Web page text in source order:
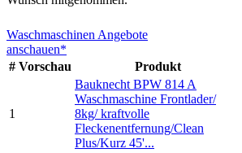
Waschmaschinen Angebote
anschauen*
# Vorschau Produkt
1
Bauknecht BPW 814 A
Waschmaschine Frontlader/
8kg/ kraftvolle
Fleckenentfernung/Clean
Plus/Kurz 45'...